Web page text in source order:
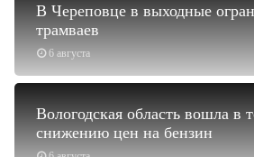
6 августа
В Череповце в выходные
трамваев
Вологодская область вошла в
снижению цен на бензин